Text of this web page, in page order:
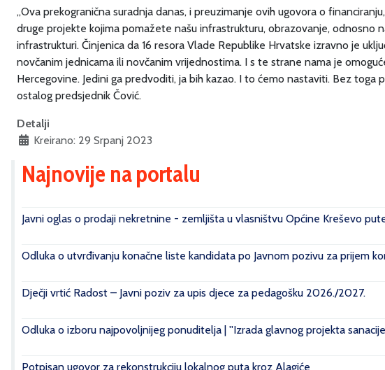
„Ova prekogranična suradnja danas, i preuzimanje ovih ugovora o
druge projekte kojima pomažete našu infrastrukturu, obrazovanje, odnosno
infrastrukturi. Činjenica da 16 resora Vlade Republike Hrvatske izravno je
novčanim jednicama ili novčanim vrijednostima. I s te strane nama je
Hercegovine. Jedini ga predvoditi, ja bih kazao. I to ćemo nastaviti. Bez
ostalog predsjednik Čović.
Detalji
Kreirano: 29 Srpanj 2023
Najnovije na portalu
Javni oglas o prodaji nekretnine - zemljišta u vlasništvu Općine Kreševo
Odluka o utvrđivanju konačne liste kandidata po Javnom pozivu za prijem
Dječji vrtić Radost – Javni poziv za upis djece za pedagošku 2026./2027.
Odluka o izboru najpovoljnijeg ponuditelja | ''Izrada glavnog projekta
Potpisan ugovor za rekonstrukciju lokalnog puta kroz Alagiće